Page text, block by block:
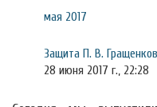
мая 2017
Защита П. В.
28 июня 2017 г., 22:28